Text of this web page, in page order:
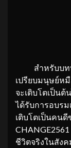
สำหรับบทปร
เปรียบมนุษย์ห
จะเติบโตเป็น
ได้รับการอบรม
เติบโตเป็นคน
ชีวิตจริงในสัง